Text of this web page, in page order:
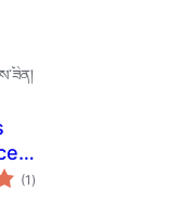
(1 གདེང་
འཇོག་
)